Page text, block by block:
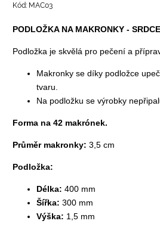
Kód: MAC03
PODLOŽKA NA MAKRONKY - SRDCE
Podložka je skvělá pro pečení a
Makronky se díky podložce
tvaru.
Na podložku se výrobky
Forma na 42 makrónek.
Průměr makronky: 3,5 cm
Podložka:
Délka: 400 mm
Šířka: 300 mm
Výška: 1,5 mm